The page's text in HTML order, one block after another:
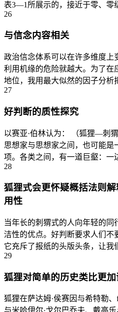
表3—1所展示的，接近于零、零
26
与信念内容相关
政治信念体系可以在许多维度上
利用机缘的危险就越大。为了在
地位，我用最大似然的因子分析
27
好判断的质性探究
以赛亚·伯林认为： （狐狸—刺
思想家与思想家之间，也可能
项。各类之间，有一道巨壑：一
28
狐狸式会更怀疑概括法则
用性
当年长的刺猬式的人向年轻的
洁性的优点。好判断要求人们不
它充斥了报纸的头版头条，让我
29
狐狸对简单的历史类比更
狐狸在萨达姆·侯赛因与希特勒、